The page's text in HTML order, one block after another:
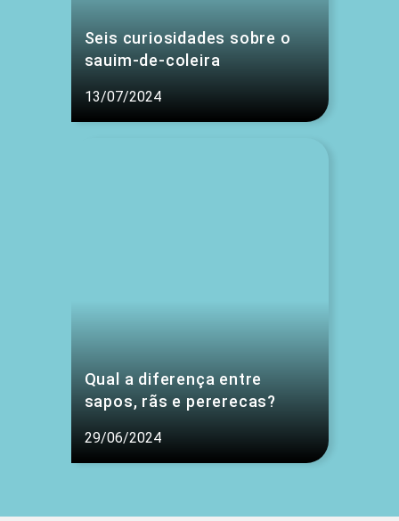
Seis curiosidades sobre o
sauim-de-coleira
13/07/2024
Qual a diferença entre
sapos, rãs e pererecas?
29/06/2024